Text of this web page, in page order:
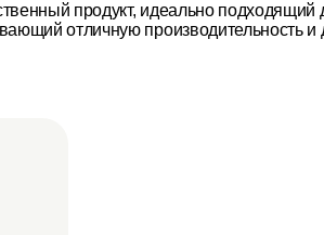
продукт, идеально
отличную производительность и